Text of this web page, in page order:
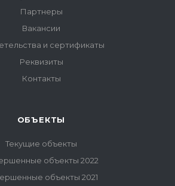
Партнеры
Вакансии
и сертификаты
Реквизиты
Контакты
ОБЪЕКТЫ
Текущие объекты
объекты 2022
объекты 2021